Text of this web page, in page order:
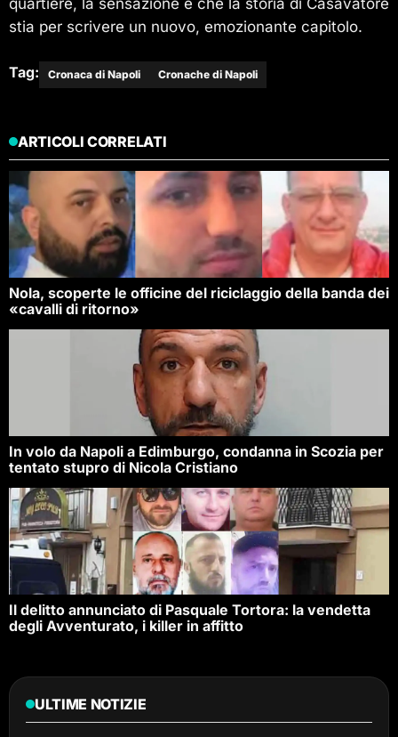
quartiere, la sensazione è che la storia di Casavatore
stia per scrivere un nuovo, emozionante capitolo.
Tag: Cronaca di Napoli Cronache di Napoli
ARTICOLI CORRELATI
Nola, scoperte le officine del riciclaggio della banda dei
«cavalli di ritorno»
In volo da Napoli a Edimburgo, condanna in Scozia per
tentato stupro di Nicola Cristiano
Il delitto annunciato di Pasquale Tortora: la vendetta
degli Avventurato, i killer in affitto
ULTIME NOTIZIE